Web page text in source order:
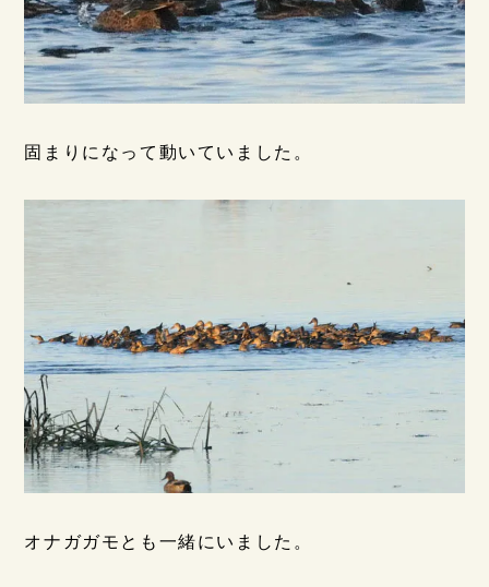
固まりになって動いていました。
オナガガモとも一緒にいました。